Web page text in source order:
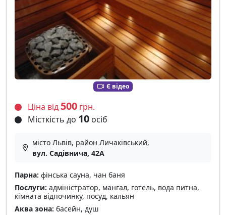
Є відео
Ціна від 500 грн.
Місткість до 10 осіб
місто Львів, район Личаківський,
вул. Садівнича, 42А
Парна: фінська сауна, чан баня
Послуги: адміністратор, мангал, готель, вода питна,
кімната відпочинку, посуд, кальян
Аква зона: басейн, душ